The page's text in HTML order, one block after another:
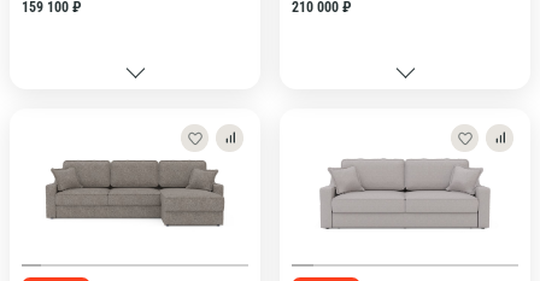
159 100 ₽ 210 000 ₽